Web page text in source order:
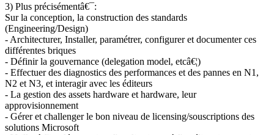
3) Plus précisémentâ€¯:
Sur la conception, la construction des standards
(Engineering/Design)
- Architecturer, Installer, paramétrer, configurer et documenter ces
différentes briques
- Définir la gouvernance (delegation model, etcâ€¦)
- Effectuer des diagnostics des performances et des pannes en N1,
N2 et N3, et interagir avec les éditeurs
- La gestion des assets hardware et hardware, leur
approvisionnement
- Gérer et challenger le bon niveau de licensing/souscriptions des
solutions Microsoft